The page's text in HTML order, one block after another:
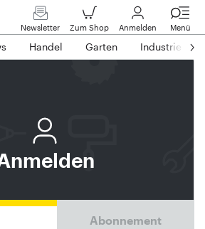
Newsletter Zum Shop Anmelden Menü
Handel Garten Industrie
Abonnement